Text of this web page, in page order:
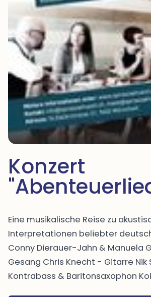
Konzert
Eine musikalische Reise zu
Interpretationen beliebter
Conny Dierauer-Jahn & Manuela
Gesang Chris Knecht - Gitarre Nik
Kontrabass & Baritonsaxophon